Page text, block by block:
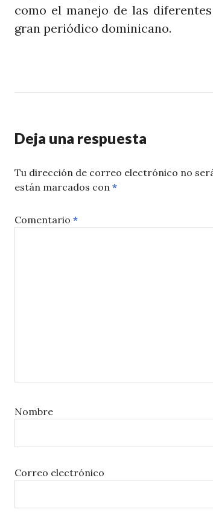
como el manejo de las
gran periódico dominicano.
Deja una respuesta
Tu dirección de correo electrónico no
están marcados con *
Comentario *
Nombre
Correo electrónico